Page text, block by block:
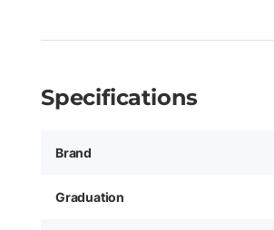
Specifications
Brand
Graduation